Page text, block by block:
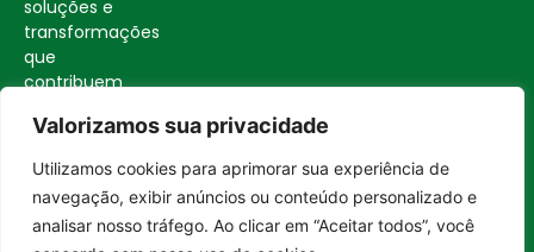
Valorizamos sua privacidade
Utilizamos cookies para aprimorar sua experiência de
navegação, exibir anúncios ou conteúdo personalizado e
analisar nosso tráfego. Ao clicar em “Aceitar todos”, você
soluções e
transformações
que
contribuem
sociedade
mais
consciente
e
construtiva.